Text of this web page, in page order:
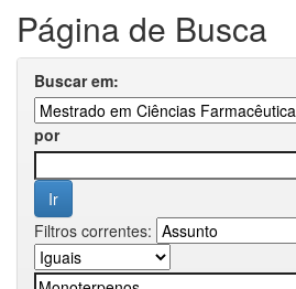
Página de Busca
Buscar em:
por
Filtros correntes: